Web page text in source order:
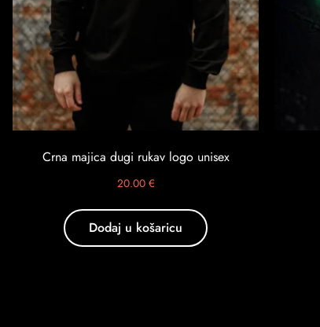
Crna majica dugi rukav logo unisex
20.00 €
Dodaj u košaricu